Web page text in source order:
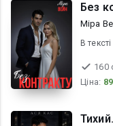
Без
Міра
В
160
Ціна: